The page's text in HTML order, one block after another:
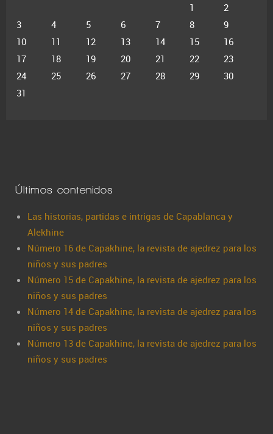
1
2
3
4 5 6 7 8
9
10
11 12 13 14 15
16
17
18 19 20 21 22
23
24
25 26 27 28 29
30
31
Últimos contenidos
Las historias, partidas e intrigas de Capablanca y
Alekhine
Número 16 de Capakhine, la revista de ajedrez para los
niños y sus padres
Número 15 de Capakhine, la revista de ajedrez para los
niños y sus padres
Número 14 de Capakhine, la revista de ajedrez para los
niños y sus padres
Número 13 de Capakhine, la revista de ajedrez para los
niños y sus padres